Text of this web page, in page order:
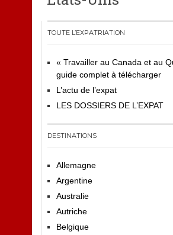
TOUTE L’EXPATRIATION
« Travailler au Canada et au
guide complet à télécharger
L’actu de l’expat
LES DOSSIERS DE L’EXPAT
DESTINATIONS
Allemagne
Argentine
Australie
Autriche
Belgique